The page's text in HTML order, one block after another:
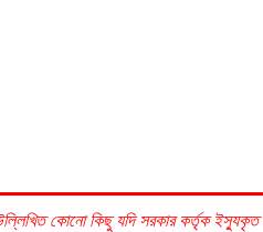
কোনো কিছু যদিসরকারকর্তৃক ইস্যুকৃত